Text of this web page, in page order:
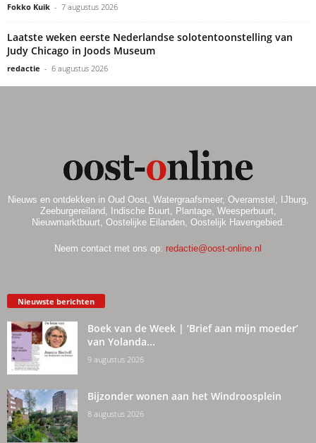
Fokko Kuik - 7 augustus 2026
Laatste weken eerste Nederlandse solotentoonstelling van
Judy Chicago in Joods Museum
redactie - 6 augustus 2026
Nieuws en ontdekken in Oud Oost, Watergraafsmeer, Overamstel, IJburg,
Zeeburgereiland, Indische Buurt, Plantage, Weesperbuurt,
Nieuwmarktbuurt, Oostelijke Eilanden, Oostelijk Havengebied.
Neem contact met ons op: redactie@oost-online.nl
Nieuwste berichten
Boek van de Week | ‘Brief aan mijn moeder’
van Yolanda...
9 augustus 2026
Bijzonder wonen aan het Windroosplein
8 augustus 2026